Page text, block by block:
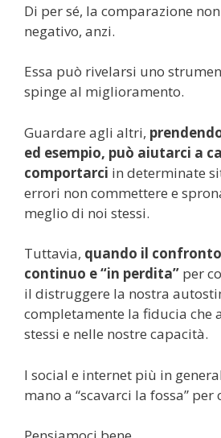
Di per sé, la comparazione
negativo, anzi.
Essa può rivelarsi uno
spinge al miglioramento.
Guardare agli altri,
ed esempio, può aiutarci a
comportarci in determinate
errori non commettere e
meglio di noi stessi.
Tuttavia, quando il
continuo e “in perdita” per
il distruggere la nostra
completamente la fiducia che
stessi e nelle nostre capacità.
I social e internet più in
mano a “scavarci la fossa” per